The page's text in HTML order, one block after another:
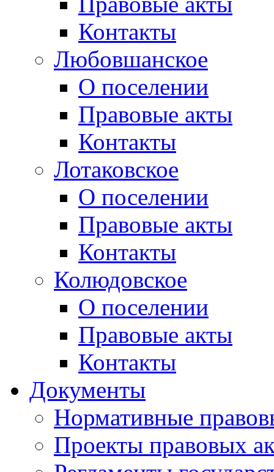
Контакты
Любовшанское
О поселении
Правовые акты
Контакты
Лотаковское
О поселении
Правовые акты
Контакты
Колюдовское
О поселении
Правовые акты
Контакты
Документы
Нормативные
Проекты правовых